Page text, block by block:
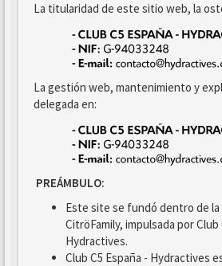
La titularidad de este sitio web, la
La gestión web, mantenimiento y
delegada en:
PREÁMBULO:
Este site se fundó dentro de la
CitröFamily, impulsada por Club
Hydractives.
Club C5 España - Hydractives